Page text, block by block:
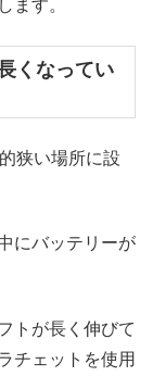
ます。
くなってい
狭い場所に設
にバッテリーが
トが長く伸びて
チェットを使用